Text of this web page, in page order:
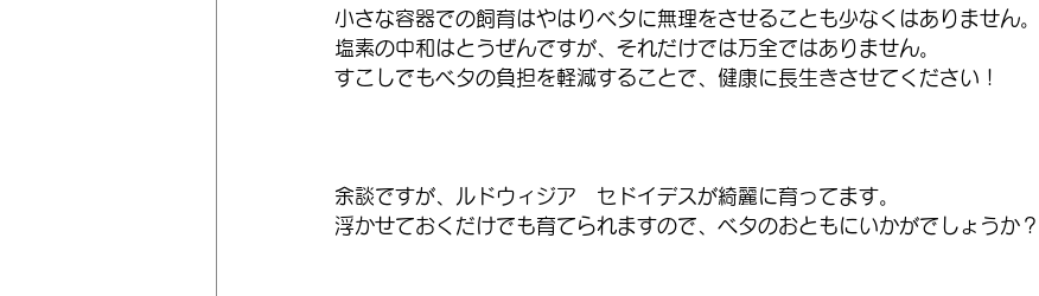
小さな容器での飼育はやはりベタに無理をさせることも少なくはありません。
塩素の中和はとうぜんですが、それだけでは万全ではありません。
すこしでもベタの負担を軽減することで、健康に長生きさせてください！
余談ですが、ルドウィジア　セドイデスが綺麗に育ってます。
浮かせておくだけでも育てられますので、ベタのおともにいかがでしょうか？